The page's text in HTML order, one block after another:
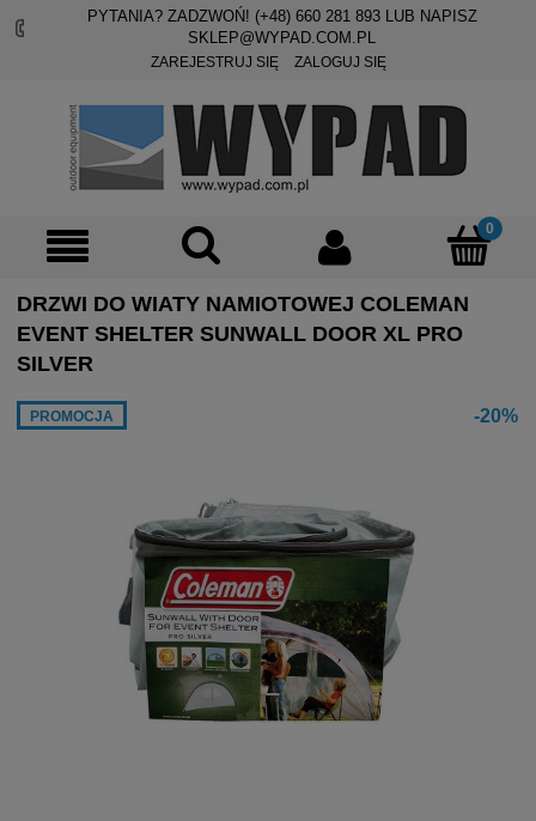
PYTANIA? ZADZWOŃ! (+48) 660 281 893LUB NAPISZ
SKLEP@WYPAD.COM.PL
ZAREJESTRUJ SIĘ ZALOGUJ SIĘ
DRZWI DO WIATY NAMIOTOWEJ COLEMAN
EVENT SHELTER SUNWALL DOOR XL PRO
SILVER
PROMOCJA -20%